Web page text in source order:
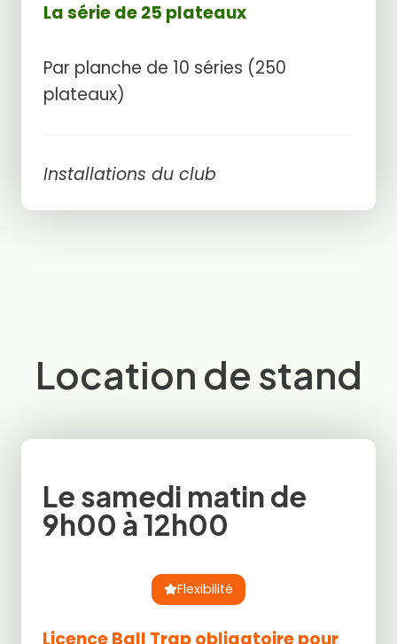
La série de 25 plateaux
Par planche de 10 séries (250
plateaux)
Installations du club
Location de stand
Le samedi matin de
9h00 à 12h00
Flexibilité
Licence Ball Trap obligatoire pour